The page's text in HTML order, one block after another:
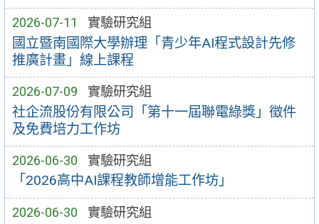
2026-07-11 實驗研究組
國立暨南國際大學辦理「青少年AI程式設計先修
推廣計畫」線上課程
2026-07-09 實驗研究組
社企流股份有限公司「第十一屆聯電綠獎」徵件
及免費培力工作坊
2026-06-30 實驗研究組
「2026高中AI課程教師增能工作坊」
2026-06-30 實驗研究組